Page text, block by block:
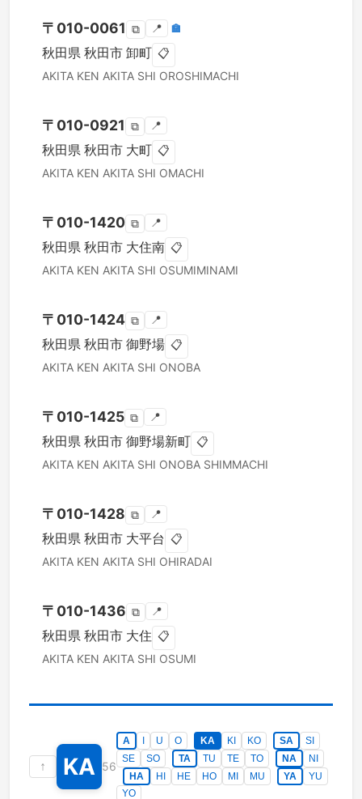
〒 010-0061 ⧉ 📍 🏣
秋田県 秋田市 卸町 📋
AKITA KEN AKITA SHI OROSHIMACHI
〒 010-0921 ⧉ 📍
秋田県 秋田市 大町 📋
AKITA KEN AKITA SHI OMACHI
〒 010-1420 ⧉ 📍
秋田県 秋田市 大住南 📋
AKITA KEN AKITA SHI OSUMIMINAMI
〒 010-1424 ⧉ 📍
秋田県 秋田市 御野場 📋
AKITA KEN AKITA SHI ONOBA
〒 010-1425 ⧉ 📍
秋田県 秋田市 御野場新町 📋
AKITA KEN AKITA SHI ONOBA SHIMMACHI
〒 010-1428 ⧉ 📍
秋田県 秋田市 大平台 📋
AKITA KEN AKITA SHI OHIRADAI
〒 010-1436 ⧉ 📍
秋田県 秋田市 大住 📋
AKITA KEN AKITA SHI OSUMI
↑ KA 56
A U O KA KI KO SA
SI
SE
SO TA TU TE TO NA
NI
HA
HI HE HO MI MU YA
YU
YO